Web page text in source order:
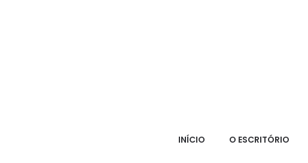
INÍCIO O ESCRITÓRIO